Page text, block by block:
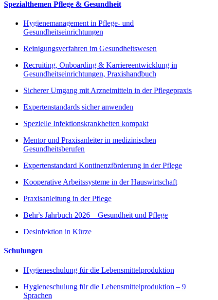
Spezialthemen Pflege & Gesundheit
Hygienemanagement in Pflege- und
Gesundheitseinrichtungen
Reinigungsverfahren im Gesundheitswesen
Recruiting, Onboarding & Karriereentwicklung in
Gesundheitseinrichtungen, Praxishandbuch
Sicherer Umgang mit Arzneimitteln in der Pflegepraxis
Expertenstandards sicher anwenden
Spezielle Infektionskrankheiten kompakt
Mentor und Praxisanleiter in medizinischen
Gesundheitsberufen
Expertenstandard Kontinenzförderung in der Pflege
Kooperative Arbeitssysteme in der Hauswirtschaft
Praxisanleitung in der Pflege
Behr's Jahrbuch 2026 – Gesundheit und Pflege
Desinfektion in Kürze
Schulungen
Hygieneschulung für die Lebensmittelproduktion
Hygieneschulung für die Lebensmittelproduktion – 9
Sprachen